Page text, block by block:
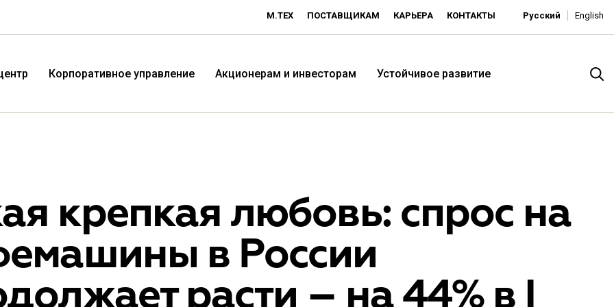
М.ТЕХ ПОСТАВЩИКАМ КАРЬЕРА КОНТАКТЫ Русский English
компания «М.Видео»
«Эльдорадо»
Корпоративное управление Акционерам и инвесторам Устойчивое развитие
крепкая любовь: спрос на
в России
расти ― на 44% в I